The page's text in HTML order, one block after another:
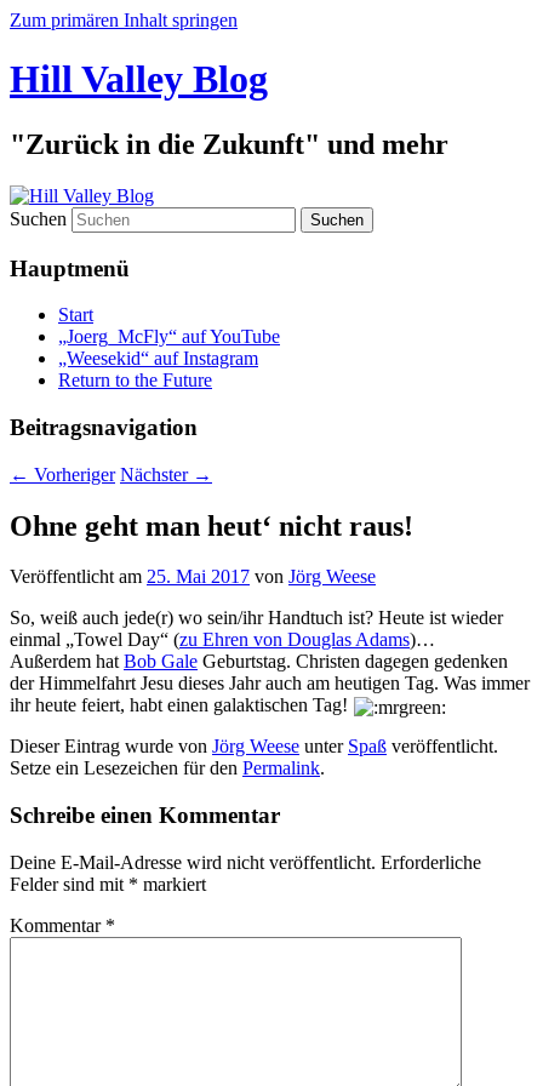
Zum primären Inhalt springen
Hill Valley Blog
"Zurück in die Zukunft" und mehr
Suchen
Hauptmenü
Start
„Joerg_McFly“ auf YouTube
„Weesekid“ auf Instagram
Return to the Future
Beitragsnavigation
← Vorheriger Nächster →
Ohne geht man heut‘ nicht raus!
Veröffentlicht am 25. Mai 2017 von Jörg Weese
So, weiß auch jede(r) wo sein/ihr Handtuch ist? Heute ist wieder
einmal „Towel Day“ (zu Ehren von Douglas Adams)…
Außerdem hatBob Gale Geburtstag. Christen dagegen gedenken
der Himmelfahrt Jesu dieses Jahr auch am heutigen Tag. Was immer
ihr heute feiert, habt einen galaktischen Tag!
Dieser Eintrag wurde von Jörg Weese unter Spaß veröffentlicht.
Setze ein Lesezeichen für den Permalink.
Schreibe einen Kommentar
Deine E-Mail-Adresse wird nicht veröffentlicht. Erforderliche
Felder sind mit * markiert
Kommentar *